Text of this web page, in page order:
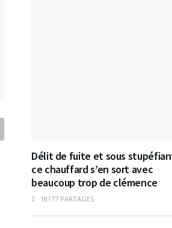
Délit de fuite et sous
ce chauffard s’en sort avec
beaucoup trop de clémence
18177 PARTAGES